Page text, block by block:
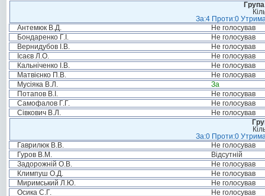
За:4 Проти:0
Антемюк В.Д.
Не голосував
Бондаренко Г.І.
Не голосував
Вернидубов І.В.
Не голосував
Ісаєв Л.О.
Не голосував
Кальніченко І.В.
Не голосував
Матвієнко П.В.
Не голосував
Мусіяка В.Л.
За
Потапов В.І.
Не голосував
Самофалов Г.Г.
Не голосував
Сівкович В.Л.
Не голосував
За:0 Проти:0
Гаврилюк В.В.
Не голосував
Гуров В.М.
Відсутній
Задорожній О.В.
Не голосував
Климпуш О.Д.
Не голосував
Миримський Л.Ю.
Не голосував
Осика С.Г.
Не голосував